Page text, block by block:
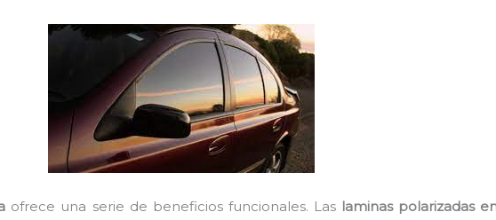
ofrece una serie de beneficios funcionales. Las laminas polarizadas